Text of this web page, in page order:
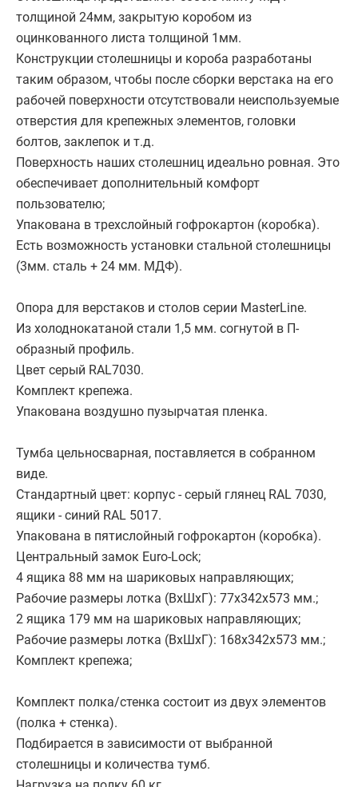
толщиной 24мм, закрытую коробом из
оцинкованного листа толщиной 1мм.
Конструкции столешницы и короба разработаны
таким образом, чтобы после сборки верстака на его
рабочей поверхности отсутствовали неиспользуемые
отверстия для крепежных элементов, головки
болтов, заклепок и т.д.
Поверхность наших столешниц идеально ровная. Это
обеспечивает дополнительный комфорт
пользователю;
Упакована в трехслойный гофрокартон (коробка).
Есть возможность установки стальной столешницы
(3мм. сталь + 24 мм. МДФ).
Опора для верстаков и столов серии MasterLine.
Из холоднокатаной стали 1,5 мм. согнутой в П-
образный профиль.
Цвет серый RAL7030.
Комплект крепежа.
Упакована воздушно пузырчатая пленка.
Тумба цельносварная, поставляется в собранном
виде.
Стандартный цвет: корпус - серый глянец RAL 7030,
ящики - синий RAL 5017.
Упакована в пятислойный гофрокартон (коробка).
Центральный замок Euro-Lock;
4 ящика 88 мм на шариковых направляющих;
Рабочие размеры лотка (ВхШхГ): 77х342х573 мм.;
2 ящика 179 мм на шариковых направляющих;
Рабочие размеры лотка (ВхШхГ): 168х342х573 мм.;
Комплект крепежа;
Комплект полка/стенка состоит из двух элементов
(полка + стенка).
Подбирается в зависимости от выбранной
столешницы и количества тумб.